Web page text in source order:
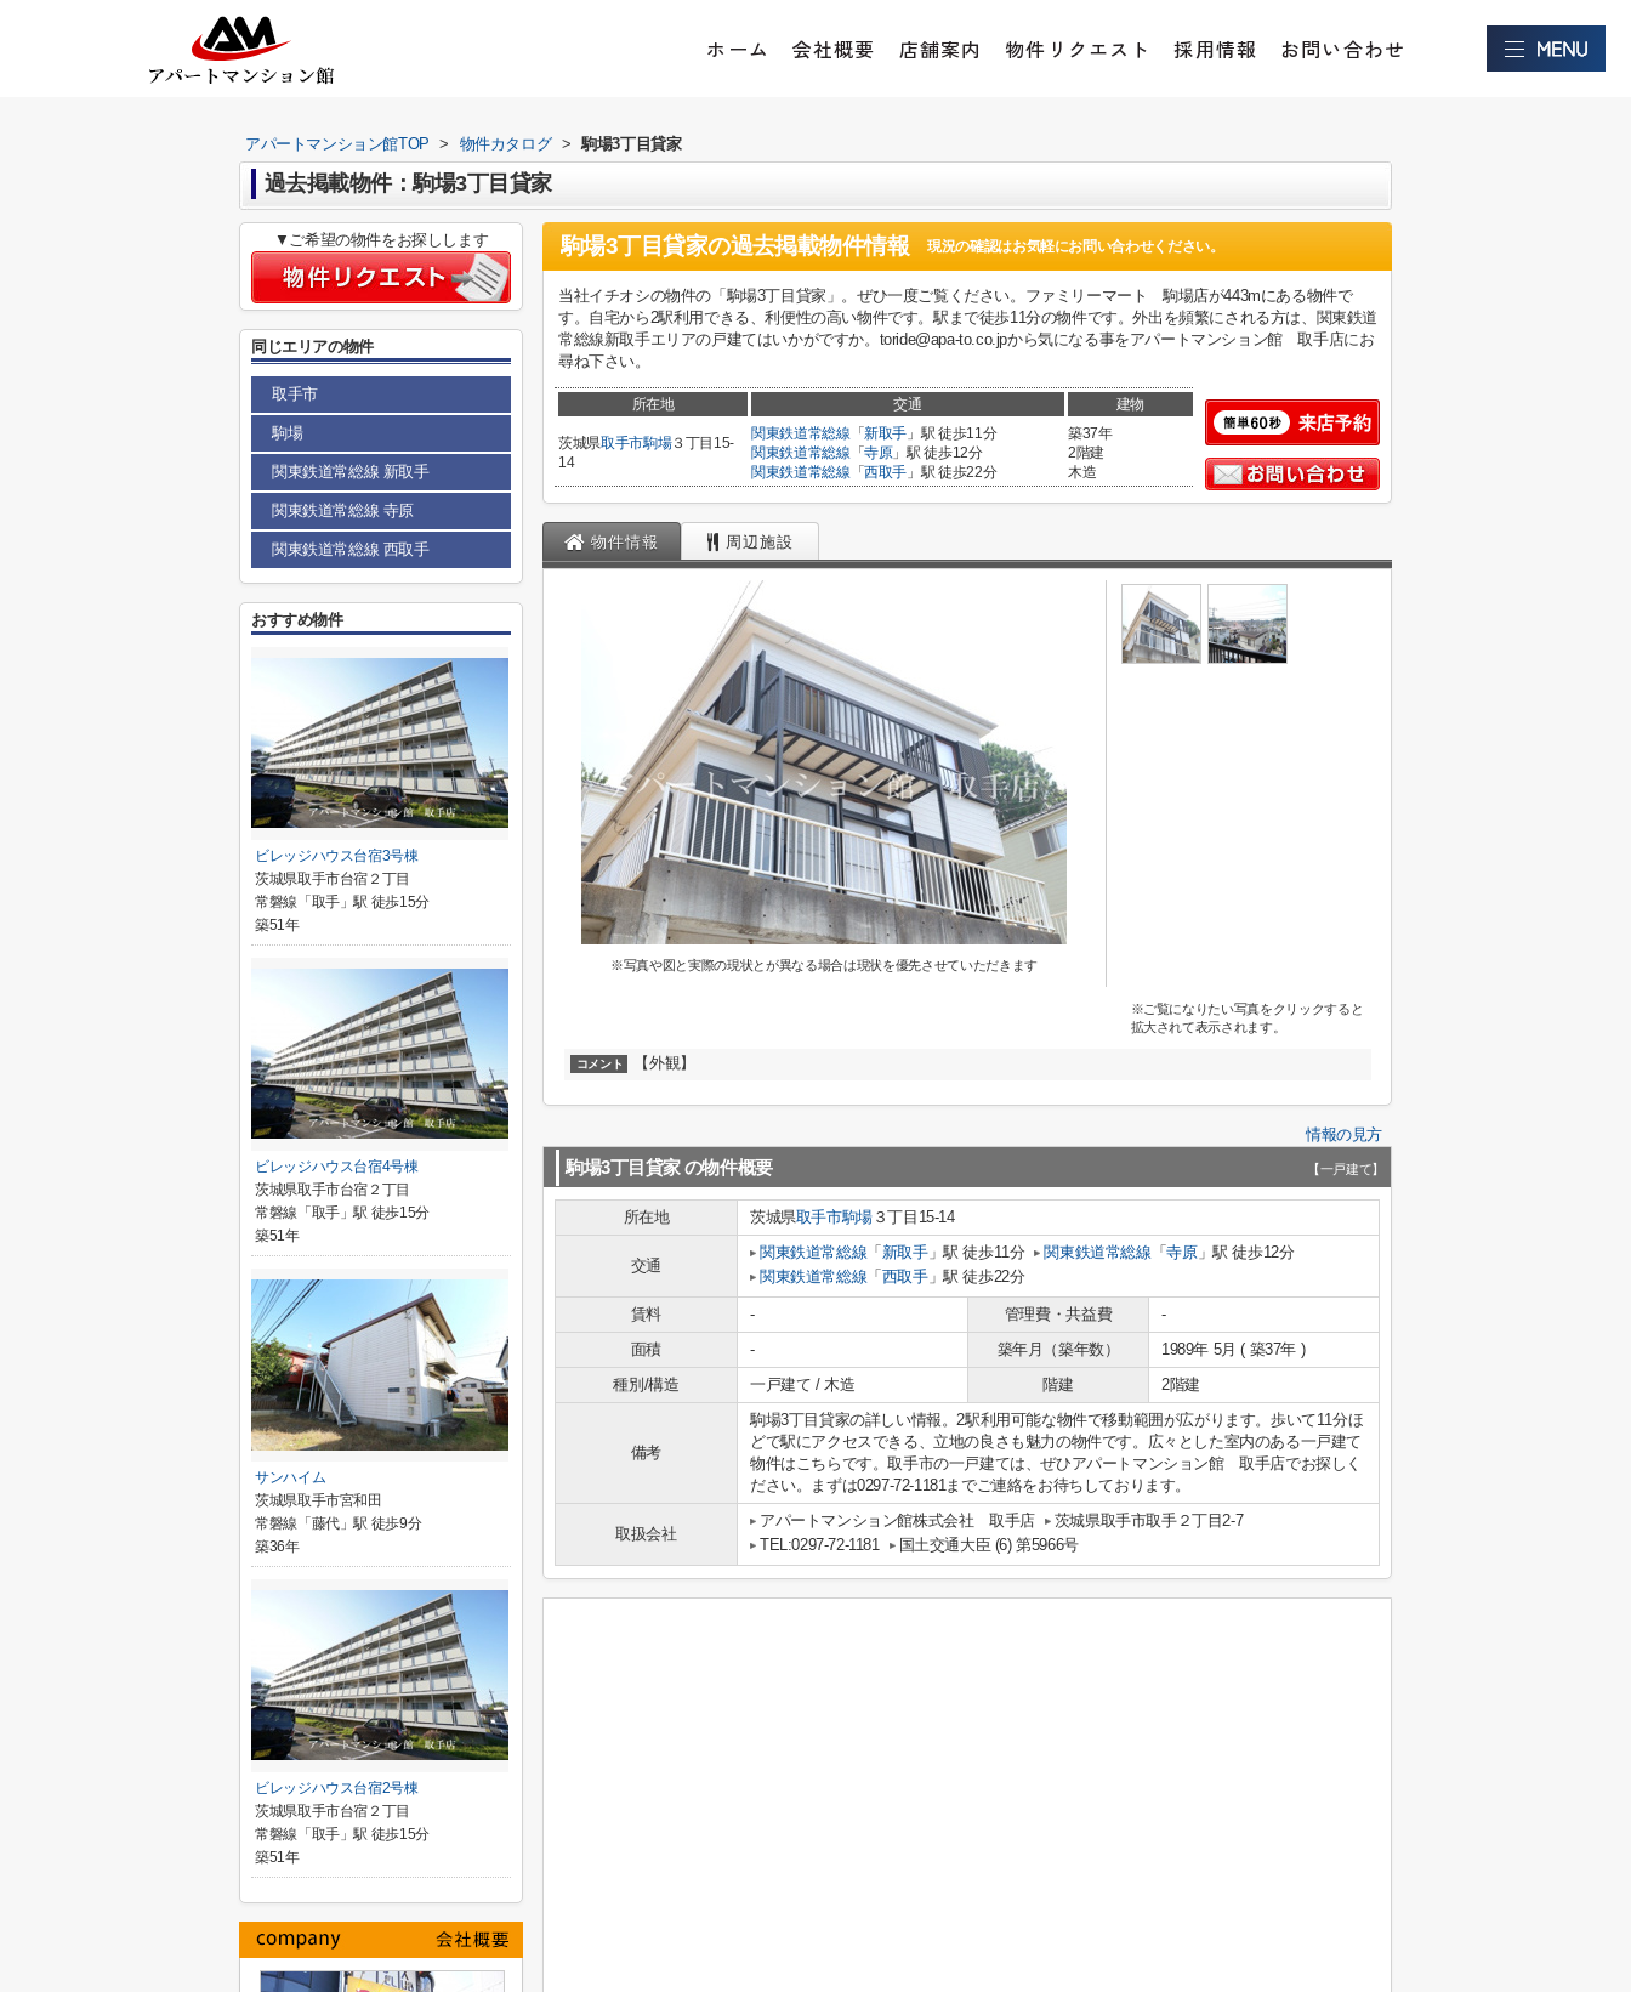
ホーム 会社概要 店舗案内 物件リクエスト 採用情報 お問い合わせ
アパートマンション館TOP > 物件カタログ > 駒場3丁目貸家
過去掲載物件：駒場3丁目貸家
駒場3丁目貸家の過去掲載物件情報 現況の確認はお気軽にお問い合わせください。
当社イチオシの物件の「駒場3丁目貸家」。ぜひ一度ご覧ください。ファミリーマート 駒場店が443mにある物件で
す。自宅から2駅利用できる、利便性の高い物件です。駅まで徒歩11分の物件です。外出を頻繁にされる方は、関東鉄道
常総線新取手エリアの戸建てはいかがですか。toride@apa-to.co.jpから気になる事をアパートマンション館 取手店にお
尋ね下さい。
所在地 交通 建物
茨城県取手市駒場３丁目15-
14
関東鉄道常総線 「新取手 」駅 徒歩11分
関東鉄道常総線 「寺原」駅 徒歩12分
関東鉄道常総線 「西取手 」駅 徒歩22分
築37年
2階建
木造
物件情報 周辺施設
※写真や図と実際の現状とが異なる場合は現状を優先させていただきます
※ご覧になりたい写真をクリックすると
拡大されて表示されます。
コメント 【外観】
情報の見方
駒場3丁目貸家の物件概要 【一戸建て】
所在地 茨城県取手市駒場３丁目15-14
交通
関東鉄道常総線 「 新取手」駅 徒歩11分 関東鉄道常総線 「寺原」駅 徒歩12分
関東鉄道常総線 「 西取手」駅 徒歩22分
賃料 - 管理費・共益費
-
面積
- 築年月（築年数）
1989年 5月 ( 築37年 )
種別/構造
一戸建て / 木造 階建 2階建
備考
駒場3丁目貸家の詳しい情報。2駅利用可能な物件で移動範囲が広がります。歩いて11分ほ
どで駅にアクセスできる、立地の良さも魅力の物件です。広々とした室内のある一戸建て
物件はこちらです。取手市の一戸建ては、ぜひアパートマンション館 取手店でお探しく
ださい。まずは0297-72-1181までご連絡をお待ちしております。
取扱会社
アパートマンション館株式会社 取手店
茨城県取手市取手２丁目2-7
TEL:0297-72-1181
国土交通大臣 (6) 第5966号
▼ご希望の物件をお探しします
同じエリアの物件
取手市
駒場
関東鉄道常総線 新取手
関東鉄道常総線 寺原
関東鉄道常総線 西取手
おすすめ物件
ビレッジハウス台宿3号棟
茨城県取手市台宿２丁目
常磐線「取手」駅 徒歩15分
築51年
ビレッジハウス台宿4号棟
茨城県取手市台宿２丁目
常磐線「取手」駅 徒歩15分
築51年
サンハイム
茨城県取手市宮和田
常磐線「藤代」駅 徒歩9分
築36年
ビレッジハウス台宿2号棟
茨城県取手市台宿２丁目
常磐線「取手」駅 徒歩15分
築51年